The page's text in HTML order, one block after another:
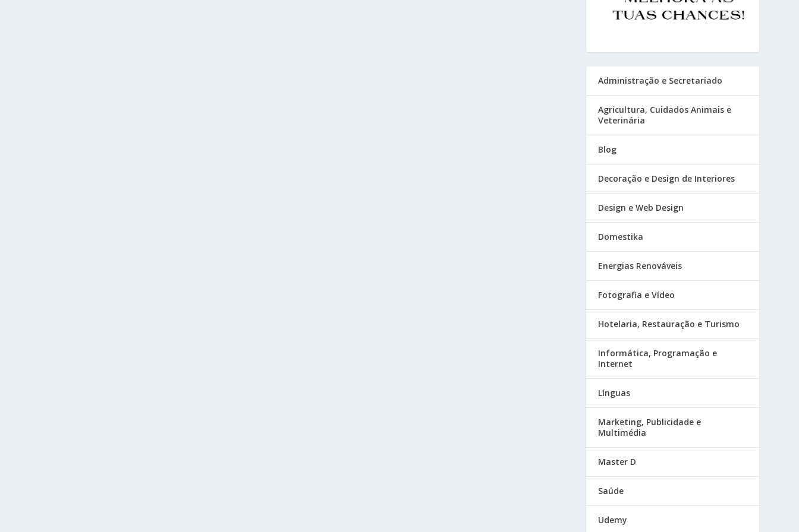
Administração e Secretariado
Agricultura, Cuidados Animais e
Veterinária
Blog
Decoração e Design de Interiores
Design e Web Design
Domestika
Energias Renováveis
Fotografia e Vídeo
Hotelaria, Restauração e Turismo
Informática, Programação e
Internet
Línguas
Marketing, Publicidade e
Multimédia
Master D
Saúde
Udemy